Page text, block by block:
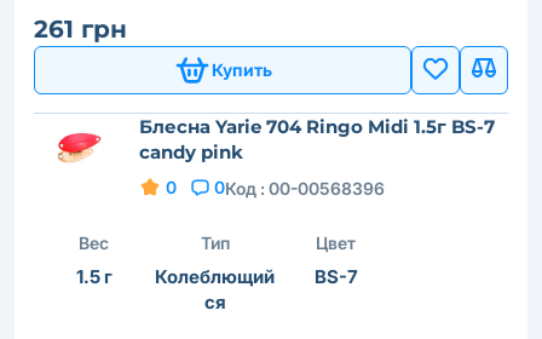
261 грн
Купить
Блесна Yarie 704 Ringo Midi 1.5г BS-7
candy pink
0 0Код : 00-00568396
Вес
1.5 г
Тип
Колеблющий
ся
Цвет
BS-7